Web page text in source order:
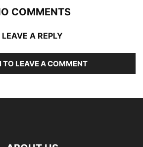
COMMENTS
LEAVE A REPLY
TO LEAVE A COMMENT